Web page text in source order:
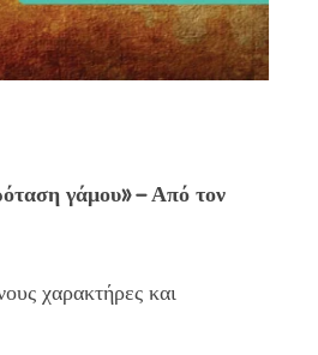
γάμου» – Από τον
χαρακτήρες και